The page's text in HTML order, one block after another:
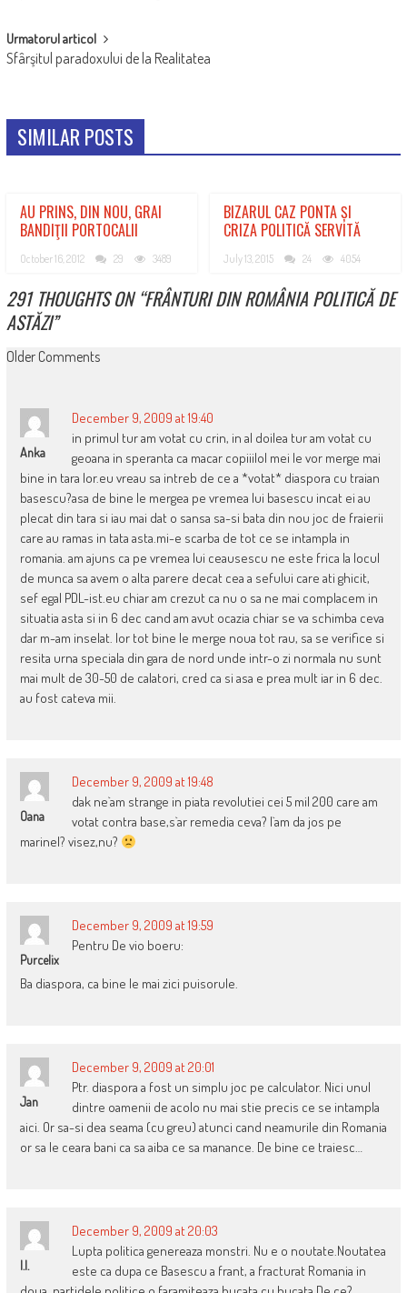
Urmatorul articol
Sfârşitul paradoxului de la Realitatea
SIMILAR POSTS
AU PRINS, DIN NOU, GRAI
BANDIŢII PORTOCALII
October 16, 2012 29 3489
BIZARUL CAZ PONTA ȘI
CRIZA POLITICĂ SERVITĂ
July 13, 2015 24 4054
291 THOUGHTS ON “FRÂNTURI DIN ROMÂNIA POLITICĂ DE
ASTĂZI”
COMMENT
Older Comments
Anka
December 9, 2009 at 19:40
in primul tur am votat cu crin, in al doilea tur am votat cu
geoana in speranta ca macar copiiilol mei le vor merge mai
bine in tara lor.eu vreau sa intreb de ce a *votat* diaspora cu traian
basescu?asa de bine le mergea pe vremea lui basescu incat ei au
plecat din tara si iau mai dat o sansa sa-si bata din nou joc de fraierii
care au ramas in tata asta.mi-e scarba de tot ce se intampla in
romania. am ajuns ca pe vremea lui ceausescu ne este frica la locul
de munca sa avem o alta parere decat cea a sefului care ati ghicit,
sef egal PDL-ist.eu chiar am crezut ca nu o sa ne mai complacem in
situatia asta si in 6 dec cand am avut ocazia chiar se va schimba ceva
dar m-am inselat. lor tot bine le merge noua tot rau, sa se verifice si
resita urna speciala din gara de nord unde intr-o zi normala nu sunt
mai mult de 30-50 de calatori, cred ca si asa e prea mult iar in 6 dec.
au fost cateva mii.
Oana
December 9, 2009 at 19:48
dak ne`am strange in piata revolutiei cei 5 mil 200 care am
votat contra base,s`ar remedia ceva? l`am da jos pe
marinel? visez,nu?
Purcelix
December 9, 2009 at 19:59
Pentru De vio boeru:
Ba diaspora, ca bine le mai zici puisorule.
Jan
December 9, 2009 at 20:01
Ptr. diaspora a fost un simplu joc pe calculator. Nici unul
dintre oamenii de acolo nu mai stie precis ce se intampla
aici. Or sa-si dea seama (cu greu) atunci cand neamurile din Romania
or sa le ceara bani ca sa aiba ce sa manance. De bine ce traiesc…
I.I.
December 9, 2009 at 20:03
Lupta politica genereaza monstri. Nu e o noutate.Noutatea
este ca dupa ce Basescu a frant, a fracturat Romania in